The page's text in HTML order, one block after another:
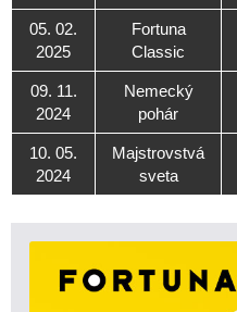
05. 02.
2025
Fortuna
Classic
09. 11.
2024
Nemecký
pohár
10. 05.
2024
Majstrovstvá
sveta